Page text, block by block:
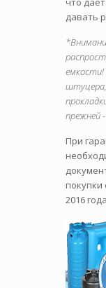
давать
прежней
При
покупки
2016